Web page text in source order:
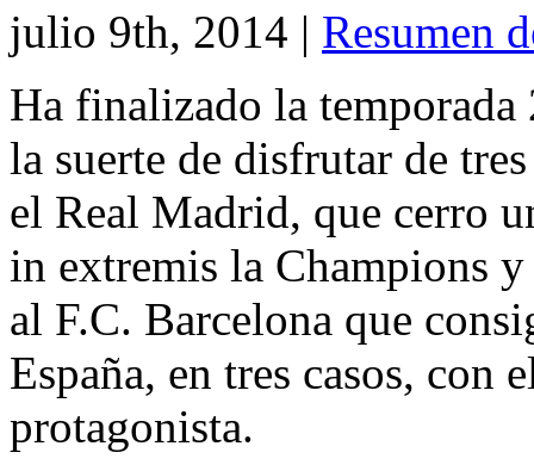
julio 9th, 2014 | Resumen
Ha finalizado la
la suerte de disfrutar de
el Real Madrid, que cerro
in extremis la Champions
al F.C. Barcelona que
España, en tres casos,
protagonista.